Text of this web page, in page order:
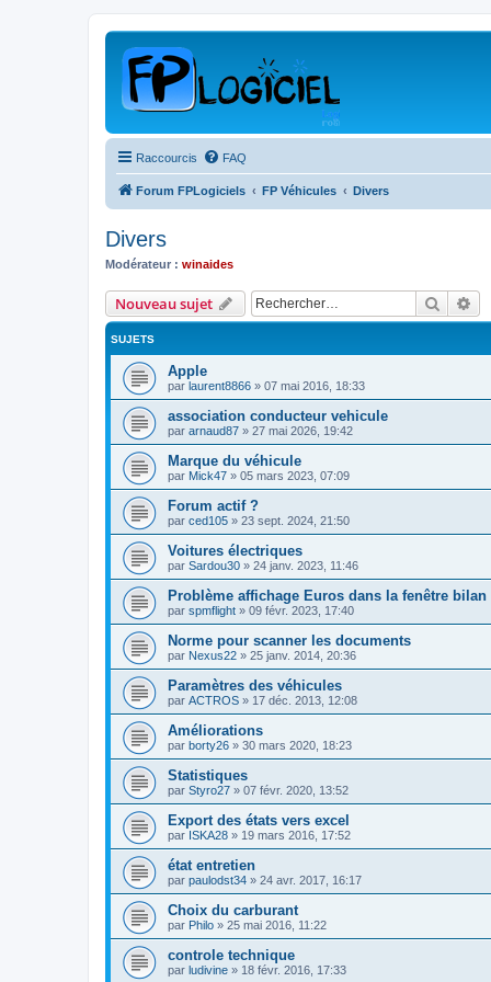
Raccourcis FAQ
Forum FPLogiciels FP Véhicules Divers
Divers
Modérateur : winaides
Nouveau sujet
SUJETS
Apple
par laurent8866 » 07 mai 2016, 18:33
association conducteur vehicule
par arnaud87 » 27 mai 2026, 19:42
Marque du véhicule
par Mick47 » 05 mars 2023, 07:09
Forum actif ?
par ced105 » 23 sept. 2024, 21:50
Voitures électriques
par Sardou30 » 24 janv. 2023, 11:46
Problème affichage Euros dans la fenêtre bilan
par spmflight » 09 févr. 2023, 17:40
Norme pour scanner les documents
par Nexus22 » 25 janv. 2014, 20:36
Paramètres des véhicules
par ACTROS » 17 déc. 2013, 12:08
Améliorations
par borty26 » 30 mars 2020, 18:23
Statistiques
par Styro27 » 07 févr. 2020, 13:52
Export des états vers excel
par ISKA28 » 19 mars 2016, 17:52
état entretien
par paulodst34 » 24 avr. 2017, 16:17
Choix du carburant
par Philo » 25 mai 2016, 11:22
controle technique
par ludivine » 18 févr. 2016, 17:33